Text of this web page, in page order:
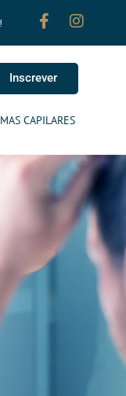
Inscrever
CAPILARES